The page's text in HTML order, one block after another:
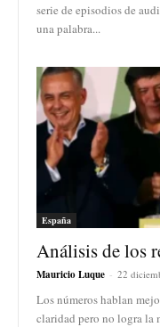
serie de episodios de
una palabra...
España
Análisis de los
Mauricio Luque - 22
Los números hablan
claridad pero no logra la